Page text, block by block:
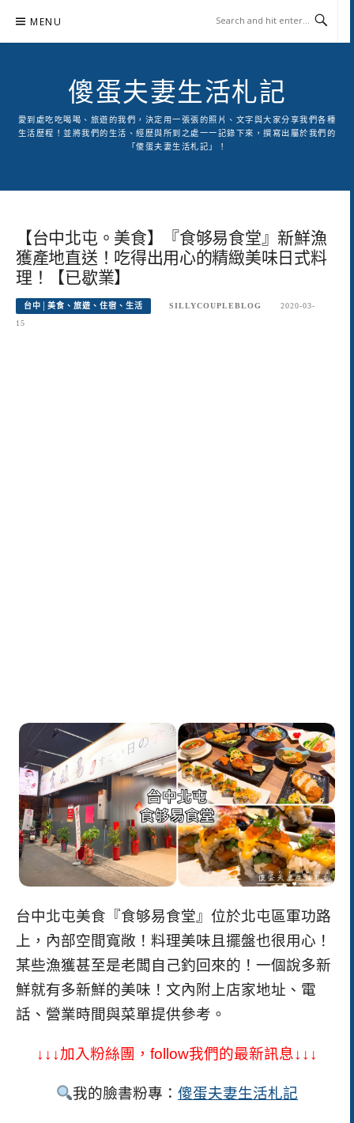
content
MENU
傻蛋夫妻生活札記
愛到處吃吃喝喝、旅遊的我們，決定用一張張的照片、文字與大家分享我們各種
生活歷程！並將我們的生活、經歷與所到之處一一記錄下來，撰寫出屬於我們的
「傻蛋夫妻生活札記」！
【台中北屯。美食】『食够易食堂』新鮮漁
獲產地直送！吃得出用心的精緻美味日式料
理！【已歇業】
台中│美食、旅遊、住宿、生活 SILLYCOUPLEBLOG
2020-03-
15
台中北屯美食『食够易食堂』位於北屯區軍功路
上，內部空間寬敞！料理美味且擺盤也很用心！
某些漁獲甚至是老闆自己釣回來的！一個說多新
鮮就有多新鮮的美味！ 文內附上店家地址、電
話、營業時間與菜單提供參考。
↓↓↓加入粉絲團，follow我們的最新訊息↓↓↓
我的臉書粉專：傻蛋夫妻生活札記